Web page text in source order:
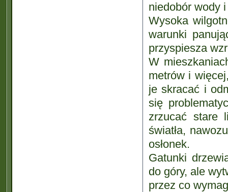
niedobór wody
Wysoka
warunki
przyspiesza
W
metrów i
je skracać i
się
zrzucać stare
światła,
osłonek.
Gatunki
do góry, ale
przez co